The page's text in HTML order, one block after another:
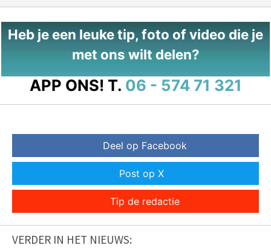
Heb je een leuke tip, foto of video die je
met ons wilt delen?
APP ONS! T. 06 - 574 71 321
Deel op Facebook
Post op X
Tip de redactie
VERDER IN HET NIEUWS: